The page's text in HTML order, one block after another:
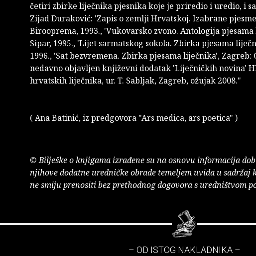
četiri zbirke liječ­nika pjesnika koje je priredio i uredio, i
Zijad Duraković: 'Zapis o zemlji Hrvatskoj. Izabrane
Birooprema, 1993., 'Vukovarsko zvono. Antologija
Sipar, 1995., 'Lijet sarmatskog sokola. Zbir­ka pjesama
1996., 'Sat bezvremena. Zbirka pjesama liječnika', Zagreb:
nedavno objavljen književni dodatak 'Liječničkih novina'
hrvatskih liječnika, ur. T. Sabljak, Zagreb, ožujak 2008."
( Ana Batinić, iz predgovora "Ars medica, ars poetica" )
© Bilješke o knjigama izrađene su na osnovu informacija
njihove dodatne uredničke obrade temeljem uvida u sadržaj
ne smiju prenositi bez prethodnog dogovora s uredništvom
– OD ISTOG NAKLADNIKA –